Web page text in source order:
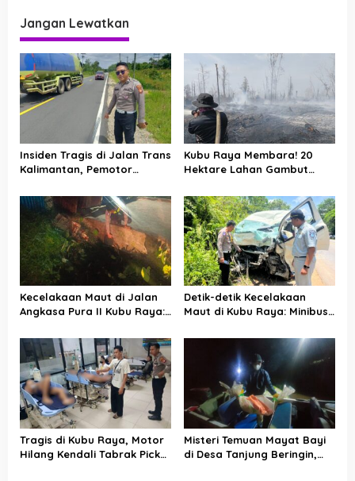
g
a
s
i
p
o
s
Jangan Lewatkan
Insiden Tragis di Jalan Trans
Kalimantan, Pemotor
Kecelakaan Beruntun
Kubu Raya Membara! 20
Hektare Lahan Gambut
Agni Berjibaku Jinakkan Api
Kecelakaan Maut di Jalan
Angkasa Pura II Kubu Raya:
ke Parit
Detik-detik Kecelakaan
Maut di Kubu Raya: Minibus
Tabrak Truk
Tragis di Kubu Raya, Motor
Hilang Kendali Tabrak Pick
Misteri Temuan Mayat Bayi
di Desa Tanjung Beringin,